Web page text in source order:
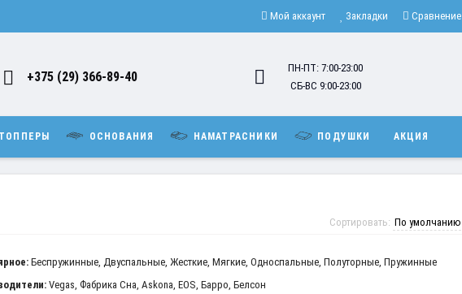
Мой аккаунт Закладки Сравнение
+375 (29) 366-89-40
ПН-ПТ: 7:00-23:00
СБ-ВС 9:00-23:00
ТОППЕРЫ ОСНОВАНИЯ НАМАТРАСНИКИ ПОДУШКИ АКЦИЯ
Сортировать:
Беспружинные, Двуспальные, Жесткие, Мягкие, Односпальные, Полуторные, Пружинные
Vegas, Фабрика Сна, Askona, EOS, Барро, Белсон